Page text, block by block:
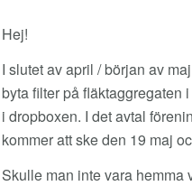
Hej!
I slutet av april / början av
byta filter på fläktaggregaten
i dropboxen. I det avtal
kommer att ske den 19 maj
Skulle man inte vara